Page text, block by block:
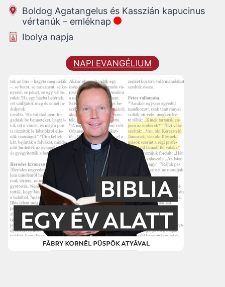
Boldog Agatangelus és Kasszián kapucinus
vértanúk – emléknap
Ibolya napja
NAPI EVANGÉLIUM